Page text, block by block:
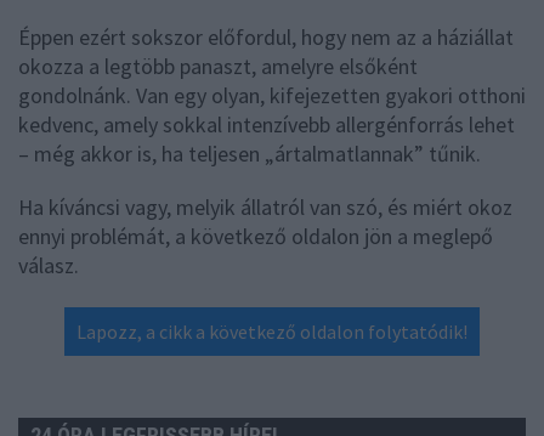
Éppen ezért sokszor előfordul, hogy nem az a háziállat
okozza a legtöbb panaszt, amelyre elsőként
gondolnánk. Van egy olyan, kifejezetten gyakori otthoni
kedvenc, amely sokkal intenzívebb allergénforrás lehet
– még akkor is, ha teljesen „ártalmatlannak” tűnik.
Ha kíváncsi vagy, melyik állatról van szó, és miért okoz
ennyi problémát, a következő oldalon jön a meglepő
válasz.
Lapozz, a cikk a következő oldalon folytatódik!